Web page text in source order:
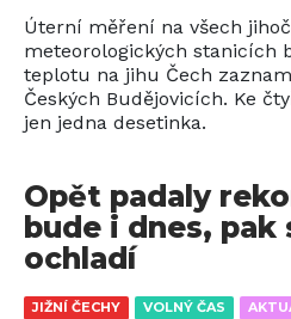
Úterní měření na všech
meteorologických stanicích
teplotu na jihu Čech
Českých Budějovicích. Ke
jen jedna desetinka.
JIŽNÍ ČECHY VOLNÝ ČAS
Opět padaly
bude i dnes, pak
ochladí